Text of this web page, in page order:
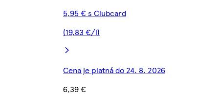
5,95 € s Clubcard
(19,83 €/l)
Cena je platná do 24. 8. 2026
6,39 €